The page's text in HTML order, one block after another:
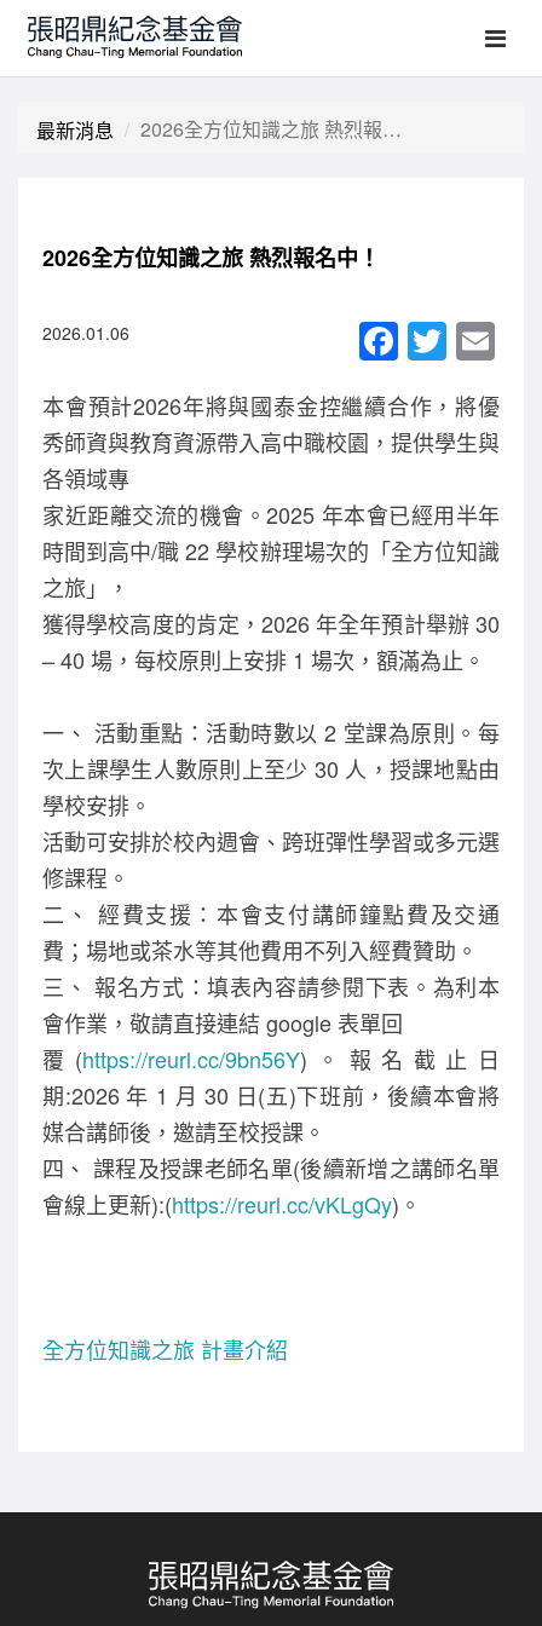
最新消息 2026全方位知識之旅 熱烈報名中！
2026全方位知識之旅 熱烈報名中！
2026.01.06 F
a
c
e
b
o
o
k
T
wi
tt
er
ail
本會預計2026年將與國泰金控繼續合作，將優
秀師資與教育資源帶入高中職校園，提供學生與
各領域專
家近距離交流的機會。2025 年本會已經用半年
時間到高中/職 22 學校辦理場次的「全方位知識
之旅」，
獲得學校高度的肯定，2026 年全年預計舉辦 30
– 40 場，每校原則上安排 1 場次，額滿為止。
一、 活動重點：活動時數以 2 堂課為原則。每
次上課學生人數原則上至少 30 人，授課地點由
學校安排。
活動可安排於校內週會、跨班彈性學習或多元選
修課程。
二、 經費支援：本會支付講師鐘點費及交通
費；場地或茶水等其他費用不列入經費贊助。
三、 報名方式：填表內容請參閱下表。為利本
會作業，敬請直接連結 google 表單回
覆(https://reurl.cc/9bn56Y)。報名截止日
期:2026 年 1 月 30 日(五)下班前，後續本會將
媒合講師後，邀請至校授課。
四、 課程及授課老師名單(後續新增之講師名單
會線上更新):(https://reurl.cc/vKLgQy)。
全方位知識之旅 計畫介紹